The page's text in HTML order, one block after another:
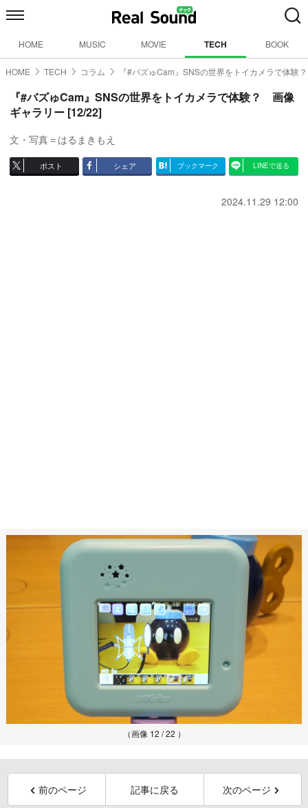
HOME MUSIC MOVIE TECH BOOK
HOME TECH コラム 『#バズゅCam』SNSの世界をトイカメラで体験？
『#バズゅCam』SNSの世界をトイカメラで体験？ 画像
ギャラリー [12/22]
文・写真＝はるまきもえ
ポスト シェア ブックマーク LINEで送る
2024.11.29 12:00
（画像 12 / 22 ）
前のページ 記事に戻る 次のページ